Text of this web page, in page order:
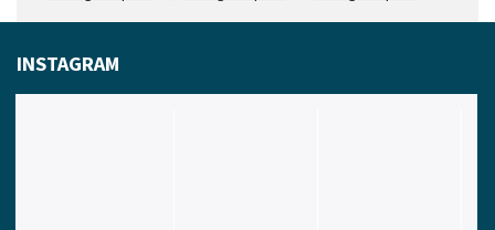
INSTAGRAM